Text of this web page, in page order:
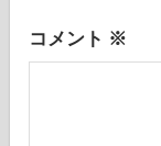
ン
コメント※